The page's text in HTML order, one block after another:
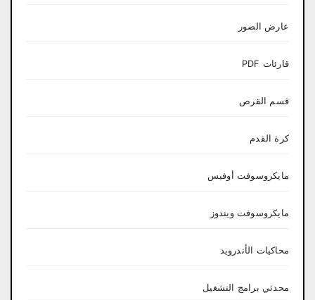
عارض الصور
قارئات PDF
قسم القرص
كرة القدم
مايكروسوفت أوفيس
مايكروسوفت ويندوز
محاكيات الأندرويد
محدثي برامج التشغيل